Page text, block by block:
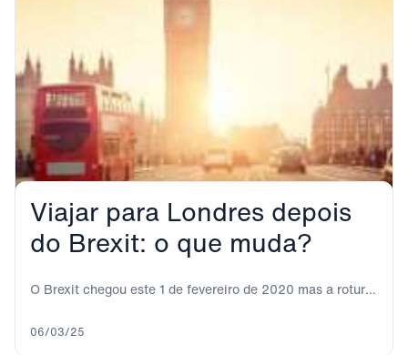
Viajar para Londres depois
do Brexit: o que muda?
O Brexit chegou este 1 de fevereiro de 2020 mas a rotura
06/03/25